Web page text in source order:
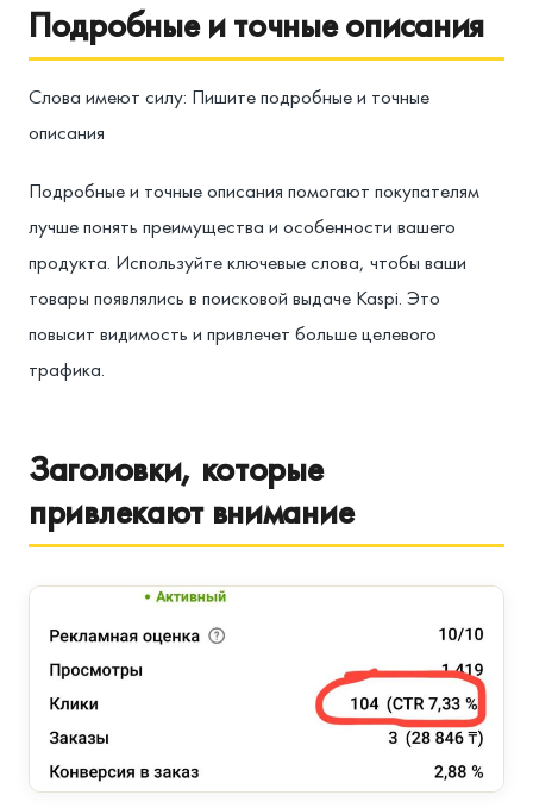
Подробные и точные описания
Слова имеют силу: Пишите подробные и точные
описания
Подробные и точные описания помогают покупателям
лучше понять преимущества и особенности вашего
продукта. Используйте ключевые слова, чтобы ваши
товары появлялись в поисковой выдаче Kaspi. Это
повысит видимость и привлечет больше целевого
трафика.
Заголовки, которые
привлекают внимание